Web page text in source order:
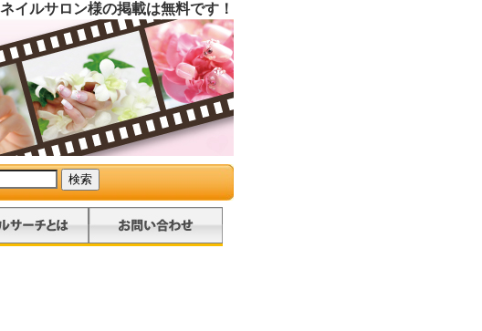
イルサロン様の掲載は無料です！